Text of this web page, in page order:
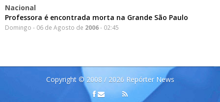
Nacional
Professora é encontrada morta na Grande São Paulo
Domingo - 06 de Agosto de 2006- 02:45
Copyright © 2008 / 2026 Repórter News